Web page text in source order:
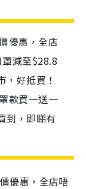
優惠，全店
減至$28.8
好抵買！
款買一送一
到，即睇有
優惠，全店唔